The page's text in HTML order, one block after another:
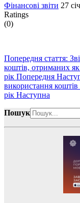
Фінансові звіти 27
Ratings
(0)
Попередня стаття:
коштів, отриманих
рік Попередня
використання
рік Наступна
Пошук